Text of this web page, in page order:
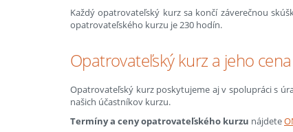
Každý opatrovateľský kurz sa končí záverečnou
opatrovateľského kurzu je 230 hodín.
Opatrovateľský kurz a jeho cena
Opatrovateľský kurz poskytujeme aj v spolupráci s
našich účastníkov kurzu.
Termíny a ceny opatrovateľského kurzu nájdete